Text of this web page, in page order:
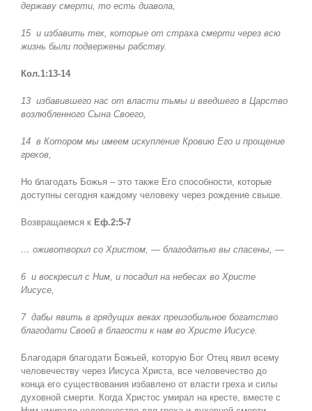
державу смерти, то есть диавола,
15 и избавить тех, которые от страха смерти через всю
жизнь были подвержены рабству.
Кол.1:13-14
13 избавившего нас от власти тьмы и введшего в Царство
возлюбленного Сына Своего,
14 в Котором мы имеем искупление Кровию Его и прощение
грехов,
Но благодать Божья – это также Его способности, которые
доступны сегодня каждому человеку через рождение свыше.
Возвращаемся к Еф.2:5-7
… оживотворил со Христом, — благодатью вы спасены, —
6 и воскресил с Ним, и посадил на небесах во Христе
Иисусе,
7 дабы явить в грядущих веках преизобильное богатство
благодати Своей в благости к нам во Христе Иисусе.
Благодаря благодати Божьей, которую Бог Отец явил всему
человечеству через Иисуса Христа, все человечество до
конца его существования избавлено от власти греха и силы
духовной смерти. Когда Христос умирал на кресте, вместе с